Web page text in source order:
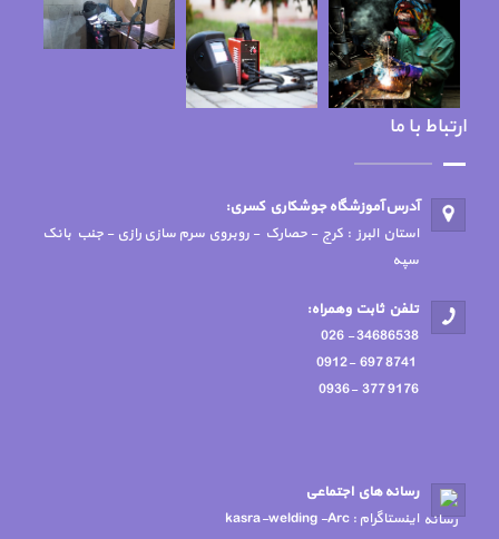
ارتباط با ما
آدرس آموزشگاه جوشكاري كسري:
استان البرز : کرج - حصارک - روبروی سرم سازی رازی - جنب بانک
سپه
تلفن ثابت وهمراه:
34686538 - 026
9176 377 -0936
رسانه هاي اجتماعي
اينستاگرام : kasra-welding -Arc